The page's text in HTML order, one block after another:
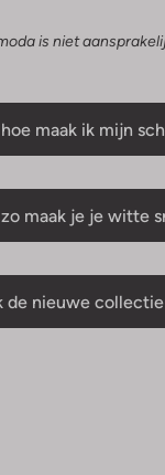
is niet
hoe maak ik mijn
zo maak je je witte
de nieuwe collectie